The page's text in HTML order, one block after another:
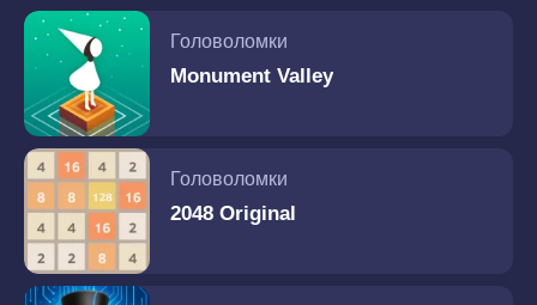
Головоломки
Monument Valley
Головоломки
2048 Original